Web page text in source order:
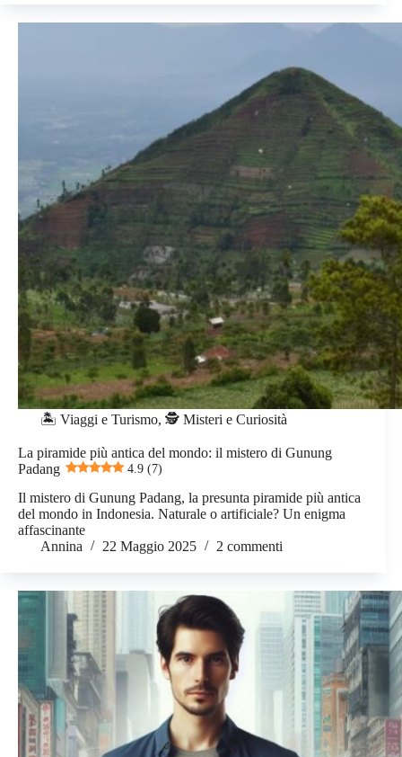
🏝️ Viaggi e Turismo, 🕵️ Misteri e Curiosità
La piramide più antica del mondo: il mistero di Gunung
Padang
4.9 (7)
Il mistero di Gunung Padang, la presunta piramide più antica
del mondo in Indonesia. Naturale o artificiale? Un enigma
affascinante
Annina
22 Maggio 2025 2 commenti